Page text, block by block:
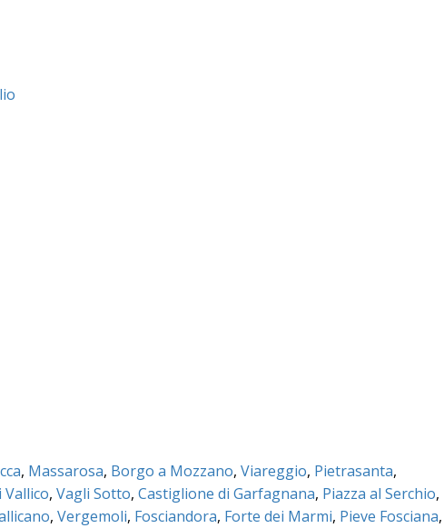
, Massarosa, Borgo a Mozzano, Viareggio, Pietrasanta,
Vallico, Vagli Sotto, Castiglione di Garfagnana, Piazza al Serchio,
, Vergemoli, Fosciandora, Forte dei Marmi, Pieve Fosciana,